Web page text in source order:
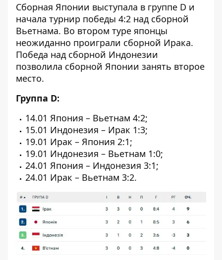
Сборная Японии выступала в группе D и
начала турнир победы 4:2 над сборной
Вьетнама. Во втором туре японцы
неожиданно проиграли сборной Ирака.
Победа над сборной Индонезии
позволила сборной Японии занять второе
место.
Группа D:
14.01 Япония – Вьетнам 4:2;
15.01 Индонезия – Ирак 1:3;
19.01 Ирак – Япония 2:1;
19.01 Индонезия – Вьетнам 1:0;
24.01 Япония – Индонезия 3:1;
24.01 Ирак – Вьетнам 3:2.